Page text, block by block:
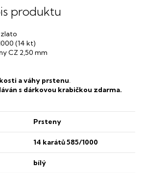
produktu
(14 kt)
CZ 2,50 mm
a váhy prstenu.
s dárkovou krabičkou zdarma.
Prsteny
14 karátů 585/1000
bílý